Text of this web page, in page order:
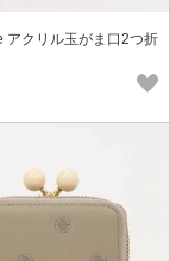
アクリル玉がま口2つ折